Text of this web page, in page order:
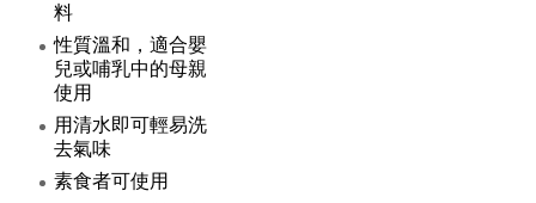
料
性質溫和，適合嬰
兒或哺乳中的母親
使用
用清水即可輕易洗
去氣味
素食者可使用